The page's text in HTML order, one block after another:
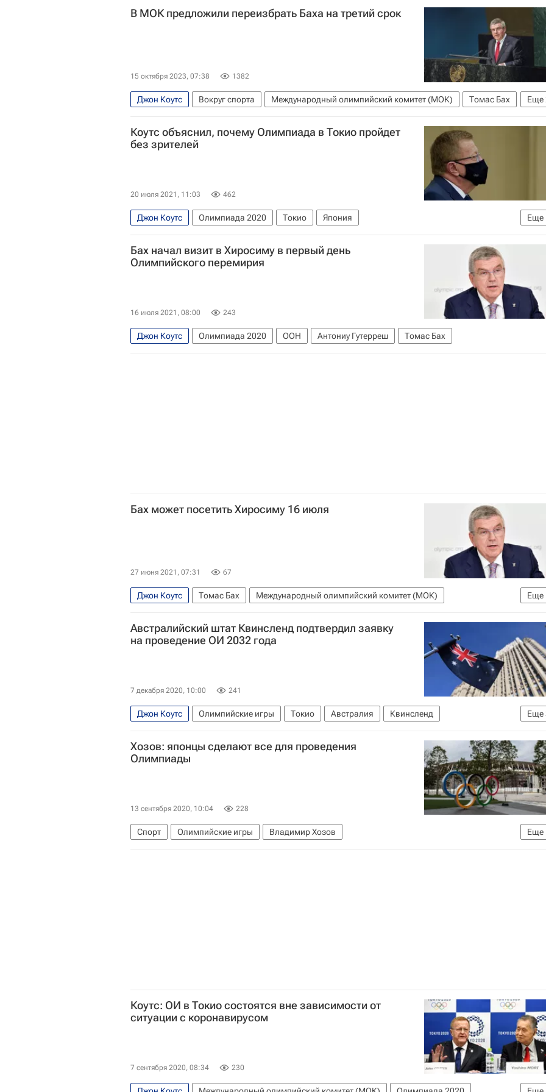
В МОК предложили переизбрать Баха на третий срок
15 октября 2023, 07:38 1382
Еще
Джон Коутс Вокруг спорта Международный олимпийский комитет (МОК)
Томас Бах
НОК
Мумбаи
Коутс объяснил, почему Олимпиада в Токио пройдет
без зрителей
20 июля 2021, 11:03 462
Еще
Джон Коутс Олимпиада 2020 Токио
Япония
Международный олимпийский комитет (МОК)
Бах начал визит в Хиросиму в первый день
Олимпийского перемирия
16 июля 2021, 08:00 243
Джон Коутс Олимпиада 2020 ООН Антониу Гутерреш Томас Бах
Бах может посетить Хиросиму 16 июля
27 июня 2021, 07:31 67
Еще
Джон Коутс Томас Бах
Международный олимпийский комитет (МОК)
Олимпиада 2020
Австралийский штат Квинсленд подтвердил заявку
на проведение ОИ 2032 года
7 декабря 2020, 10:00 241
Еще
Джон Коутс Олимпийские игры Токио Австралия
Квинсленд
Скотт Моррисон
Томас Бах Международный олимпийский комитет (МОК)
Хозов: японцы сделают все для проведения
Олимпиады
13 сентября 2020, 10:04 228
Еще
Спорт Олимпийские игры
Владимир Хозов
Спорт в условиях пандемии коронавируса
Коутс: ОИ в Токио состоятся вне зависимости от
ситуации с коронавирусом
7 сентября 2020, 08:34 230